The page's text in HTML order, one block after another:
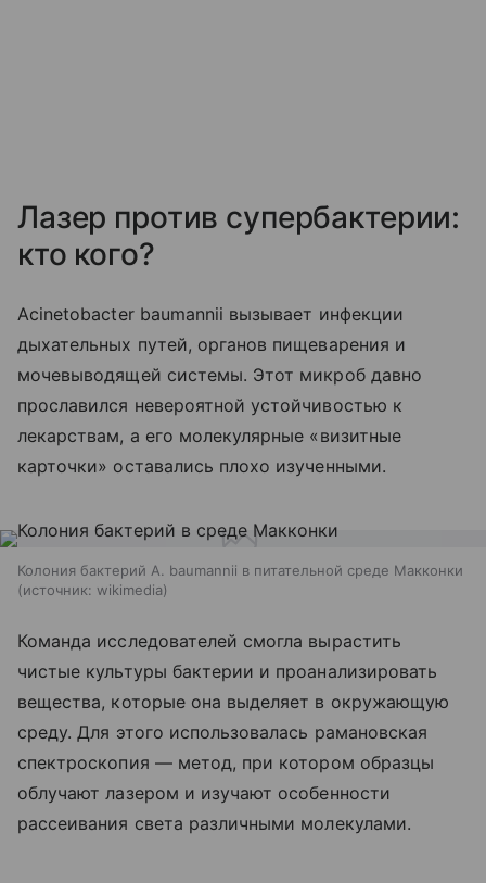
Лазер против супербактерии:
кто кого?
Acinetobacter baumannii вызывает инфекции
дыхательных путей, органов пищеварения и
мочевыводящей системы. Этот микроб давно
прославился невероятной устойчивостью к
лекарствам, а его молекулярные «визитные
карточки» оставались плохо изученными.
Колония бактерий A. baumannii в питательной среде Макконки
источник: wikimedia
Команда исследователей смогла вырастить
чистые культуры бактерии и проанализировать
вещества, которые она выделяет в окружающую
среду. Для этого использовалась рамановская
спектроскопия — метод, при котором образцы
облучают лазером и изучают особенности
рассеивания света различными молекулами.